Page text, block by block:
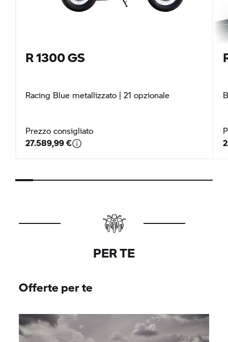
R 1300 GS
Racing Blue metallizzato | 21 opzionale
Prezzo consigliato
27.589,99 €
PER TE
Offerte per te